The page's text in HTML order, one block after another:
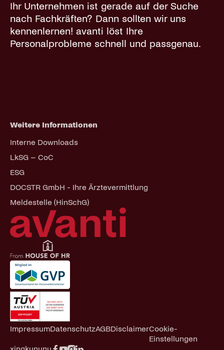
Ihr Unternehmen ist gerade auf der Suche
nach Fachkräften? Dann sollten wir uns
kennenlernen! avanti löst Ihre
Personalprobleme schnell und passgenau.
Weitere Informationen
Navigation
Interne Downloads
LkSG – CoC
ESG
DOCSTR GmbH - Ihre Ärztevermittlung
Meldestelle (HinSchG)
Navigation
ImpressumDatenschutzAGBDisclaimerCookie-
Einstellungen